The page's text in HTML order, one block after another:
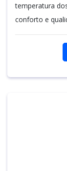
temperatura
conforto e